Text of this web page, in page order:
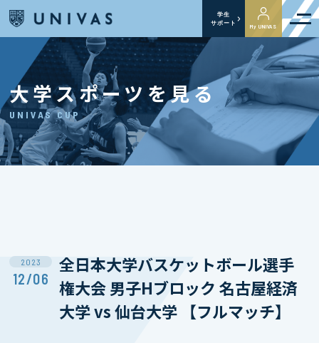
学生
サポート
My UNIVAS
大学スポーツを見る
UNIVAS CUP
2023
12/06
全日本大学バスケットボール選手
権大会 男子Hブロック 名古屋経済
大学 vs 仙台大学 【フルマッチ】